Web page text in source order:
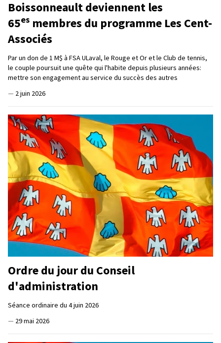
Boissonneault deviennent les
65es membres du programme Les Cent-
Associés
Par un don de 1 M$ à FSA ULaval, le Rouge et Or et le Club de tennis,
le couple poursuit une quête qui l'habite depuis plusieurs années:
mettre son engagement au service du succès des autres
— 2 juin 2026
Ordre du jour du Conseil
d'administration
Séance ordinaire du 4 juin 2026
— 29 mai 2026